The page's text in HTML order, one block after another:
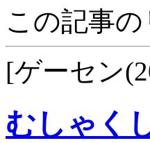
この記事
[ゲーセン
むしゃく